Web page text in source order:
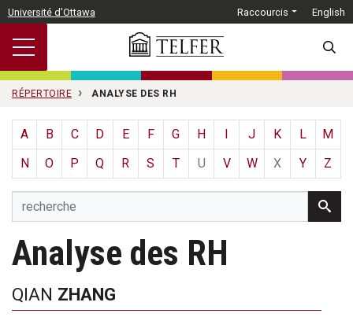
Passer au contenu principal
Université d'Ottawa Raccourcis English
RÉPERTOIRE ANALYSE DES RH
A B C D E F G H J K L
M
N
O P Q R S T U V W X Y Z
Analyse des RH
QIAN ZHANG